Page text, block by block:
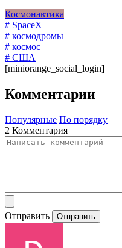
Космонавтика
# SpaceX
# космодромы
# космос
# США
[miniorange_social_login]
Комментарии
Популярные По порядку
2 Комментария
Отправить Отправить